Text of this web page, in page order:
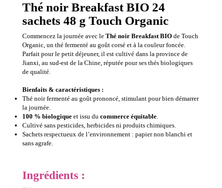
Thé noir Breakfast BIO 24
sachets 48 g Touch Organic
Commencez la journée avec le Thé noir Breakfast BIO de Touch
Organic, un thé fermenté au goût corsé et à la couleur foncée.
Parfait pour le petit déjeuner, il est cultivé dans la province de
Jianxi, au sud-est de la Chine, réputée pour ses thés biologiques
de qualité.
Bienfaits & caractéristiques :
Thé noir fermenté au goût prononcé, stimulant pour bien démarrer
la journée.
100 % biologique et issu du commerce équitable.
Cultivé sans pesticides, herbicides ni produits chimiques.
Sachets respectueux de l’environnement : papier non blanchi et
sans agrafe.
Ingrédients :